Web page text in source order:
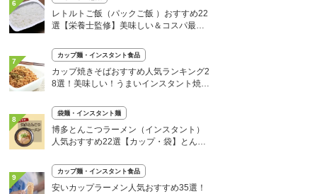
6
レトルトご飯（パックご飯 ）おすすめ22
選【栄養士監修】美味しい＆コスパ最強
7
カップ麺・インスタント食品
カップ焼きそばおすすめ人気ランキング2
8選！美味しい！うまいインスタント焼き
8
袋麺・インスタント麺
博多とんこつラーメン（インスタント）
人気おすすめ22選【カップ・袋】とんこ
9
カップ麺・インスタント食品
安いカップラーメン人気おすすめ35選！